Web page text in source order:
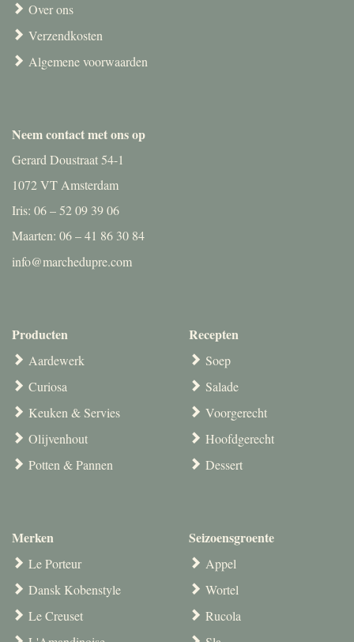
Over ons
Verzendkosten
Algemene voorwaarden
Neem contact met ons op
Gerard Doustraat 54-1
1072 VT Amsterdam
Iris: 06 – 52 09 39 06
Maarten: 06 – 41 86 30 84
info@marchedupre.com
Producten
Aardewerk
Curiosa
Keuken & Servies
Olijvenhout
Potten & Pannen
Merken
Le Porteur
Dansk Kobenstyle
Le Creuset
Recepten
Soep
Salade
Voorgerecht
Hoofdgerecht
Dessert
Seizoensgroente
Appel
Wortel
Rucola